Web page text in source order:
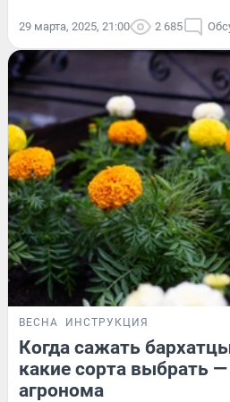
29 марта, 2025, 21:00 2 685
ВЕСНА ИНСТРУКЦИЯ
Когда сажать
какие сорта выбрать
агронома